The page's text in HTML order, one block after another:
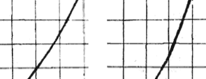
20 - 200 Вт, 20 Гц - 30 кГц, 86 Дб/Вт/м Акустическая система